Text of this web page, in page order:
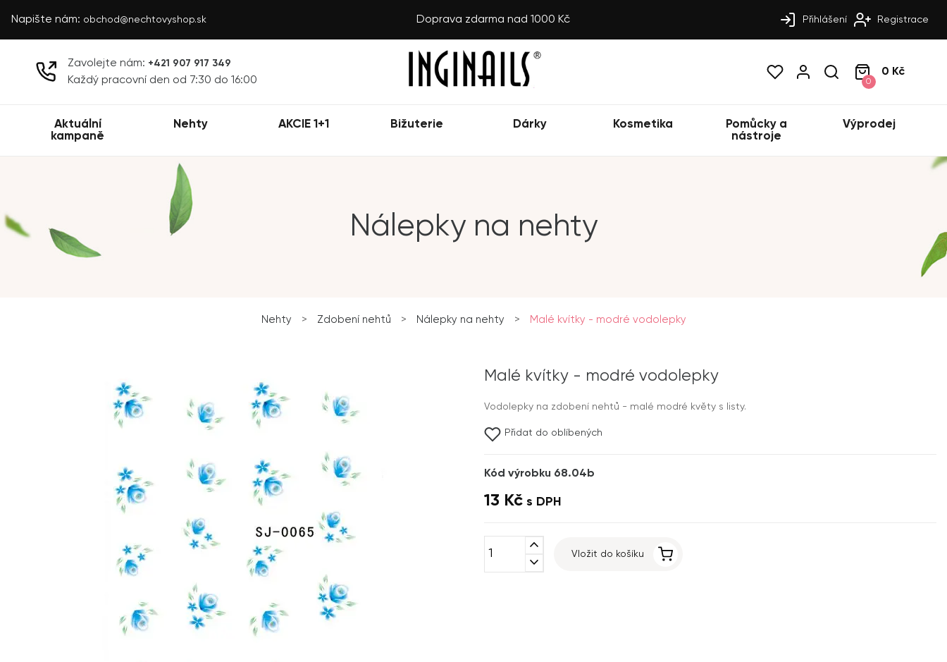
Napište nám: obchod@nechtovyshop.sk Doprava zdarma nad 1000 Kč Přihlášení Registrace
Zavolejte nám: +421 907 917 349
Každý pracovní den od 7:30 do 16:00 0
0 Kč
Aktuální
kampaně
Nehty AKCIE 1+1 Bižuterie Dárky Kosmetika
Pomůcky a
nástroje
Výprodej
Nálepky na nehty
Nehty > Zdobení nehtů > Nálepky na nehty > Malé kvítky - modré vodolepky
Malé kvítky - modré vodolepky
Vodolepky na zdobení nehtů - malé modré květy s listy.
Přidat do oblíbených
Kód výrobku 68.04b
13 Kč s DPH
expand_less
expand_more
Vložit do košíku